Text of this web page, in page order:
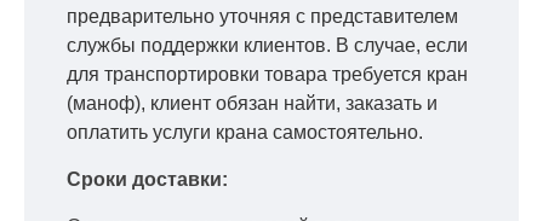
предварительно уточняя с представителем
службы поддержки клиентов. В случае, если
для транспортировки товара требуется кран
(маноф), клиент обязан найти, заказать и
оплатить услуги крана самостоятельно.
Сроки доставки: